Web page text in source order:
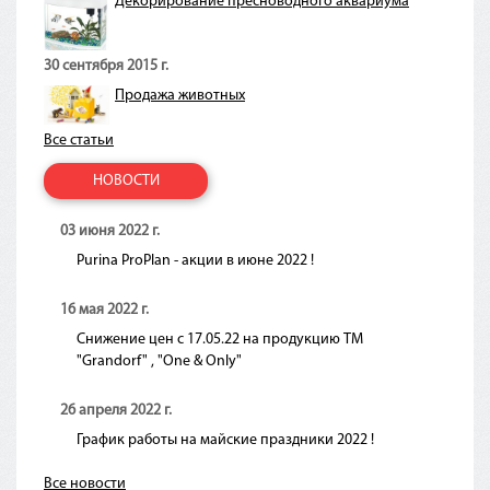
30 сентября 2015 г.
Продажа животных
Все статьи
НОВОСТИ
03 июня 2022 г.
Purina ProPlan - акции в июне 2022 !
16 мая 2022 г.
Снижение цен с 17.05.22 на продукцию ТМ
"Grandorf" , "One & Only"
26 апреля 2022 г.
График работы на майские праздники 2022 !
Все новости